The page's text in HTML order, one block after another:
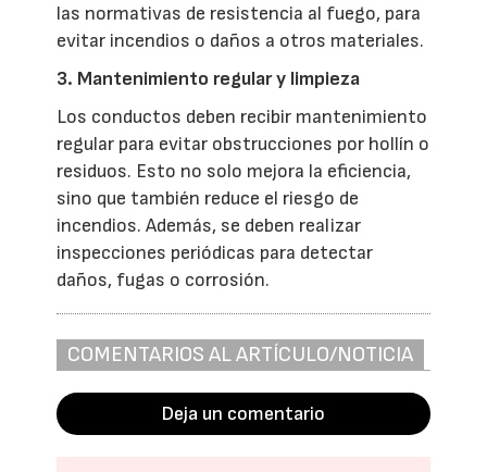
las normativas de resistencia al fuego, para
evitar incendios o daños a otros materiales.
3. Mantenimiento regular y limpieza
Los conductos deben recibir mantenimiento
regular para evitar obstrucciones por hollín o
residuos. Esto no solo mejora la eficiencia,
sino que también reduce el riesgo de
incendios. Además, se deben realizar
inspecciones periódicas para detectar
daños, fugas o corrosión.
COMENTARIOS AL ARTÍCULO/NOTICIA
Deja un comentario